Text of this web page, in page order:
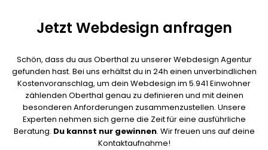
Jetzt Webdesign anfragen
Schön, dass du aus Oberthal zu unserer Webdesign Agentur
gefunden hast. Bei uns erhältst du in 24h einen unverbindlichen
Kostenvoranschlag, um dein Webdesign im 5.941 Einwohner
zählenden Oberthal genau zu definieren und mit deinen
besonderen Anforderungen zusammenzustellen. Unsere
Experten nehmen sich gerne die Zeit für eine ausführliche
Beratung. Du kannst nur gewinnen. Wir freuen uns auf deine
Kontaktaufnahme!